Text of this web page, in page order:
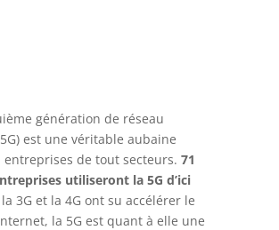
génération de réseau
est une véritable aubaine
entreprises de tout secteurs. 71
utiliseront la 5G d’ici
3G et la 4G ont su accélérer le
la 5G est quant à elle une